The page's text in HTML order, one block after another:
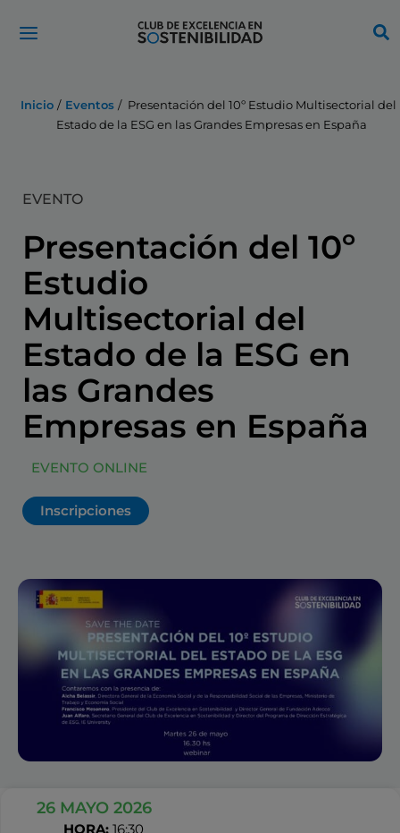
Inicio Eventos
Presentación del 10º Estudio Multisectorial del
Estado de la ESG en las Grandes Empresas en España
EVENTO
Presentación del 10º
Estudio
Multisectorial del
Estado de la ESG en
las Grandes
Empresas en España
EVENTO ONLINE
Inscripciones
26 MAYO 2026
HORA: 16:30